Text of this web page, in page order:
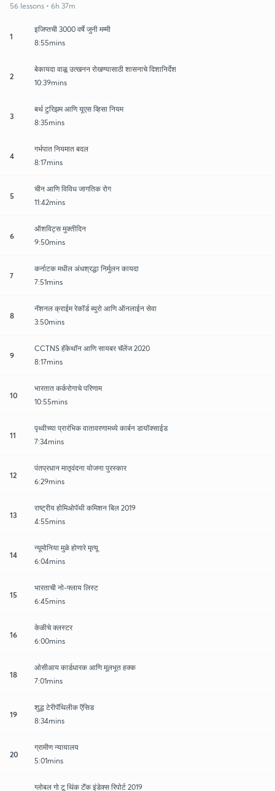
56 lessons • 6h 37m
1
इजिप्तची 3000 वर्षे जुनी मम्मी
8:55mins
2
बेकायदा वाळू उत्खनन रोखण्यासाठी शासनाचे दिशानिर्देश
10:39mins
3
बर्थ टुरिझम आणि यूएस व्हिसा नियम
8:35mins
4
गर्भपात नियमात बदल
8:17mins
5
चीन आणि विविध जागतिक रोग
11:42mins
6
ऑशविट्स मुक्तीदिन
9:50mins
7
कर्नाटक मधील अंधश्रद्धा निर्मुलन कायदा
7:51mins
8
नॅशनल क्राईम रेकॉर्ड ब्युरो आणि ऑनलाईन सेवा
3:50mins
9
CCTNS हॅकेथॉन आणि सायबर चॅलेंज 2020
8:17mins
10
भारतात कर्करोगाचे परिणाम
10:55mins
11
पृथ्वीच्या प्रारंभिक वातावरणामध्ये कार्बन डायॉक्साईड
7:34mins
12
पंतप्रधान मातृवंदना योजना पुरस्कार
6:29mins
13
राष्ट्रीय होमिओपॅथी कमिशन बिल 2019
4:55mins
14
न्यूमोनिया मुळे होणारे मृत्यू
6:04mins
15
भारताची नो-फ्लाय लिस्ट
6:45mins
16
केळीचे क्लस्टर
6:00mins
18
ओसीआय कार्डधारक आणि मूलभूत हक्क
7:01mins
19
शुद्ध टेरीपॅथिलीक ऍसिड
8:34mins
20
ग्रामीण न्यायालय
5:01mins
ग्लोबल गो टू थिंक टॅंक इंडेक्स रिपोर्ट 2019